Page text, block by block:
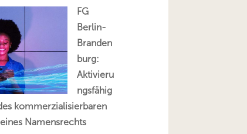
FG
Berlin-
Branden
burg:
Aktivieru
ngsfähig
kommerzialisierbaren
Namensrechts